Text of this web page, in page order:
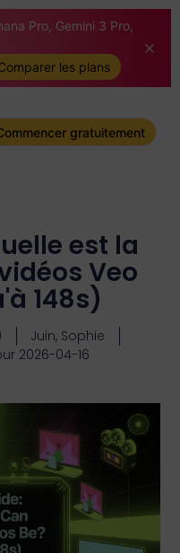
Pro, Gemini 3 Pro,
les plans
gratuitement
est la
Veo
148s)
Juin, Sophie
2026-04-16